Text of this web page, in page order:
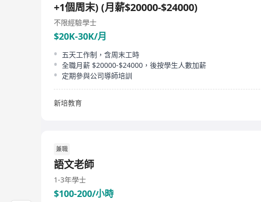
+1個周末) (月薪$20000-$24000)
不限經驗學士
$20K-30K/月
五天工作制，含周末工時
全職月薪 $20000-$24000，後按學生人數加薪
定期參與公司導師培訓
新培教育
兼職
語文老師
1-3年學士
$100-200/小時